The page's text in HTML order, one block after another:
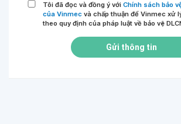
Tôi đã đọc và đồng ý với Chính sách bảo
của Vinmec và chấp thuận để Vinmec xử
theo quy định của pháp luật về bảo vệ
Gửi thông tin